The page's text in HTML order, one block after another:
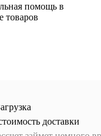
помощь в
товаров
доставки